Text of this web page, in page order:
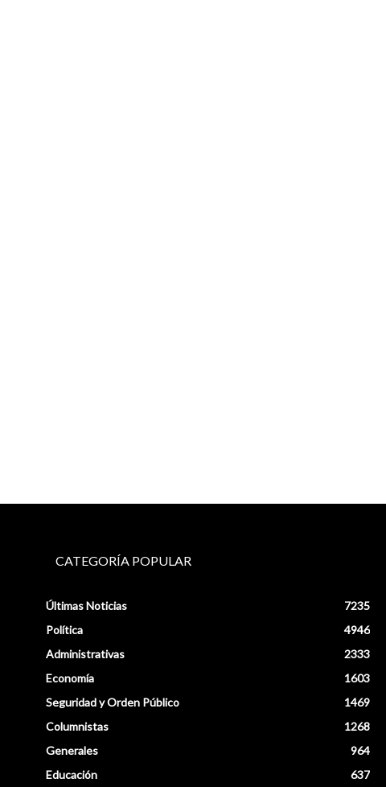
CATEGORÍA POPULAR
Últimas Noticias
7235
Política
4946
Administrativas
2333
Economía
1603
Seguridad y Orden Público
1469
Columnistas
1268
Generales
964
Educación
637